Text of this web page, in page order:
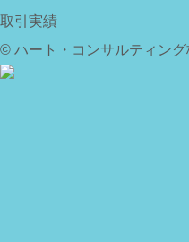
取引実績
© ハート・コンサルティン